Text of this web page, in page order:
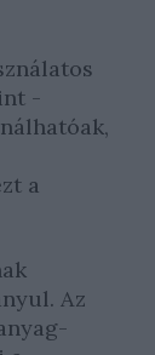
-
a
Az